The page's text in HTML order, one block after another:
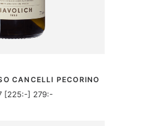
CANCELLI PECORINO
[225:-] 279:-